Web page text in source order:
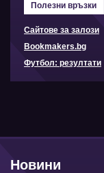
Полезни връзки
Сайтове за залози
Bookmakers.bg
Футбол: резултати
Новини